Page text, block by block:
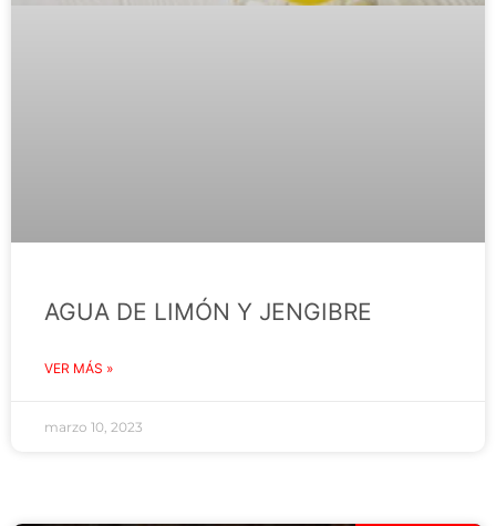
AGUA DE LIMÓN Y JENGIBRE
VER MÁS »
marzo 10, 2023